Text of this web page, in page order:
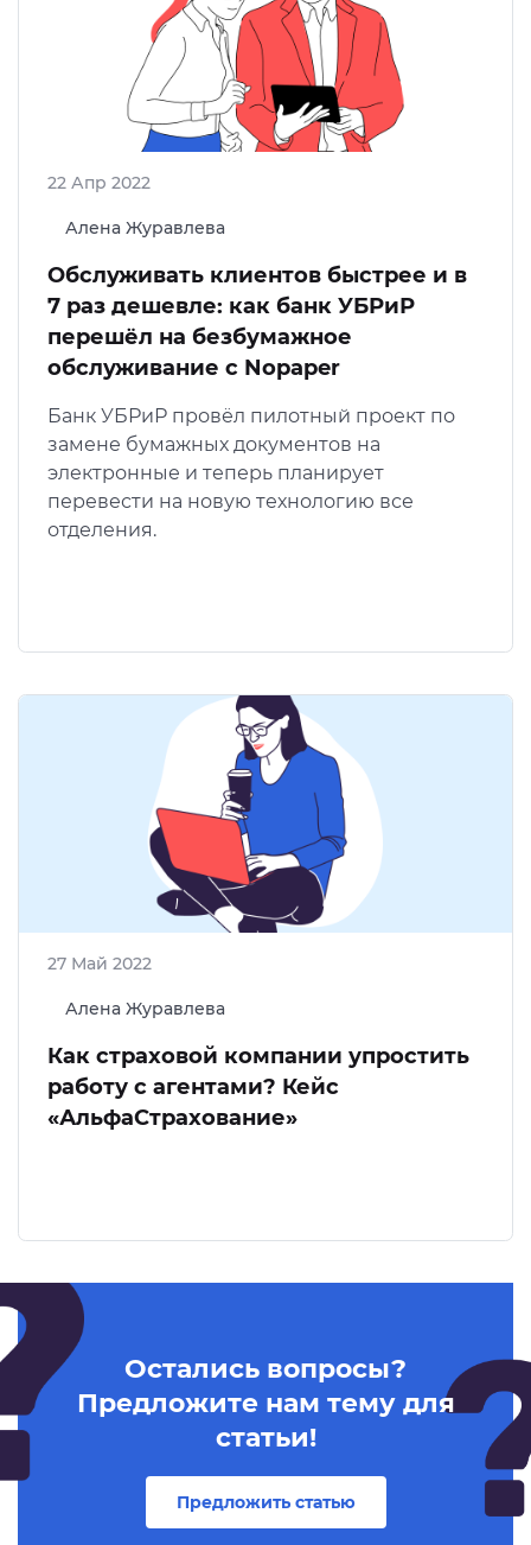
Алена Журавлева
22 Апр 2022
Обслуживать клиентов быстрее и в
7 раз дешевле: как банк УБРиР
перешёл на безбумажное
обслуживание с Nopaper
Банк УБРиР провёл пилотный проект по
замене бумажных документов на
электронные и теперь планирует
перевести на новую технологию все
отделения.
Алена Журавлева
27 Май 2022
Как страховой компании упростить
работу с агентами? Кейс
«АльфаСтрахование»
Остались вопросы?
Предложите нам тему для
статьи!
Предложить статью